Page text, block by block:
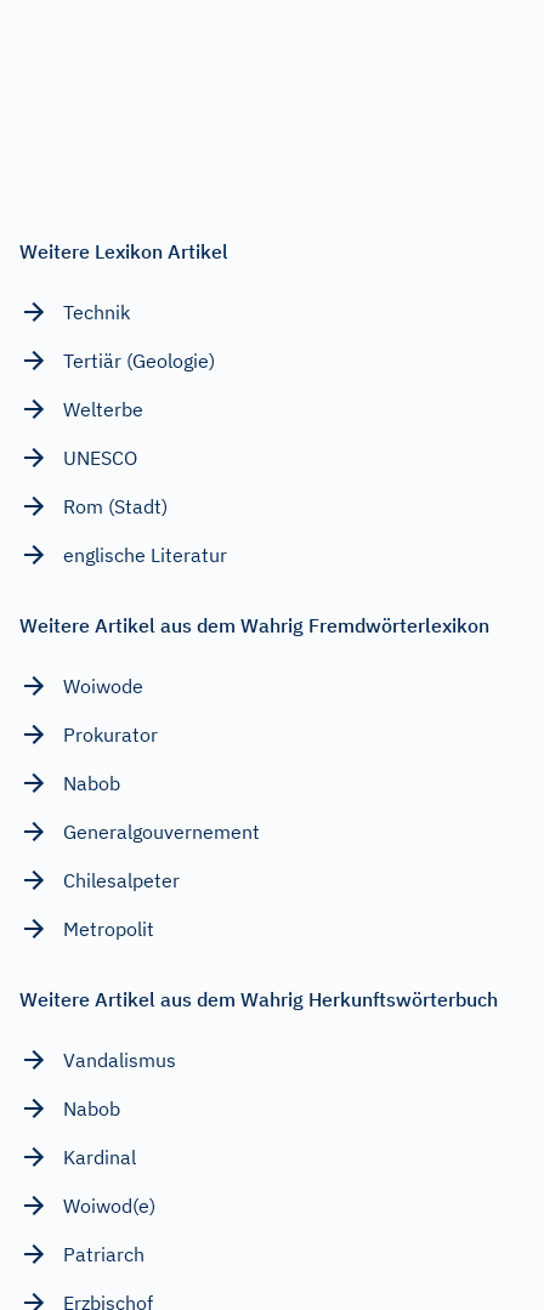
Weitere Lexikon Artikel
Technik
Tertiär (Geologie)
Welterbe
UNESCO
Rom (Stadt)
englische Literatur
Weitere Artikel aus dem Wahrig Fremdwörterlexikon
Woiwode
Prokurator
Nabob
Generalgouvernement
Chilesalpeter
Metropolit
Weitere Artikel aus dem Wahrig Herkunftswörterbuch
Vandalismus
Nabob
Kardinal
Woiwod(e)
Patriarch
Erzbischof